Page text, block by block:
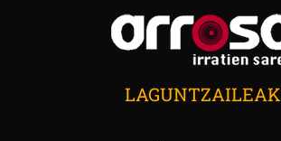
LAGUNTZAILEAK